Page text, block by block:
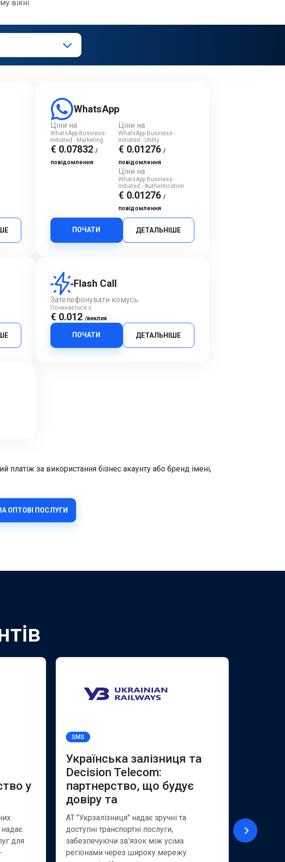
вікні.
WhatsApp
Ціни на
WhatsApp Business-
Initiated - Marketing
€ 0.07832/
повідомлення
Ціни на
WhatsApp Business-
Initiated - Utility
€ 0.01276/
повідомлення
Ціни на
WhatsApp Business-
Initiated - Authentication
€ 0.01276/
повідомлення
ПОЧАТИ ДЕТАЛЬНІШЕ
Flash Call
Зателефонувати комусь
Починається з
€ 0.012/виклик
ПОЧАТИ ДЕТАЛЬНІШЕ
за використання бізнес акаунту або бренд імені,
ОПТОВІ ПОСЛУГИ
у
для
SMS
Українська залізниця та
Decision Telecom:
партнерство, що будує
довіру та
АТ "Укрзалізниця" надає зручні та
доступні транспортні послуги,
забезпечуючи зв'язок між усіма
регіонами через широку мережу
надає
як для